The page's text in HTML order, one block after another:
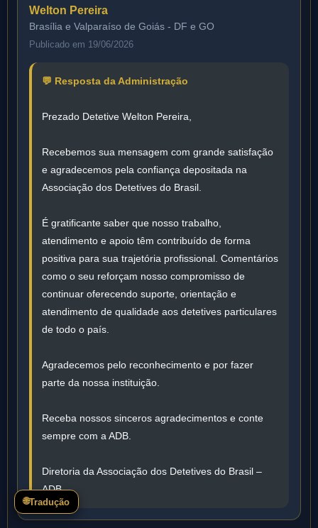
Welton Pereira
Brasília e Valparaíso de Goiás - DF e GO
Publicado em 19/06/2026
💬 Resposta da Administração
Prezado Detetive Welton Pereira,
Recebemos sua mensagem com grande satisfação
e agradecemos pela confiança depositada na
Associação dos Detetives do Brasil.
É gratificante saber que nosso trabalho,
atendimento e apoio têm contribuído de forma
positiva para sua trajetória profissional. Comentários
como o seu reforçam nosso compromisso de
continuar oferecendo suporte, orientação e
atendimento de qualidade aos detetives particulares
de todo o país.
Agradecemos pelo reconhecimento e por fazer
parte da nossa instituição.
Receba nossos sinceros agradecimentos e conte
sempre com a ADB.
Diretoria da Associação dos Detetives do Brasil –
ADB
🌐Tradução